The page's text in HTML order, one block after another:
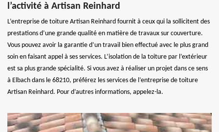
l’activité à Artisan Reinhard
L’entreprise de toiture Artisan Reinhard fournit à ceux qui la sollicitent des
prestations d’une grande qualité en matière de travaux sur couverture.
Vous pouvez avoir la garantie d’un travail bien effectué avec le plus grand
soin en faisant appel à ses services. L’isolation de la toiture par l’extérieur
est sa plus grande spécialité. Si vous avez à réaliser un projet dans ce sens
à Elbach dans le 68210, préférez les services de l’entreprise de toiture
Artisan Reinhard. Pour d’autres informations, appelez-la.